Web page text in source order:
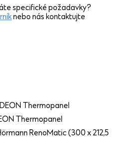
specifické požadavky?
nebo nás kontaktujte
Thermopanel
Thermopanel
RenoMatic (300 x 212,5